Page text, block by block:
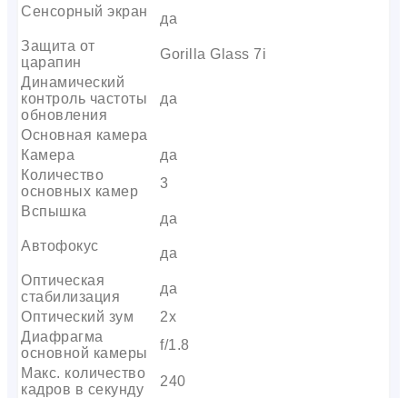
Сенсорный экран
да
Защита от
царапин
Gorilla Glass 7i
Динамический
контроль частоты
обновления
да
Основная камера
Камера
да
Количество
основных камер
3
Вспышка
да
Автофокус
да
Оптическая
стабилизация
да
Оптический зум
2х
Диафрагма
основной камеры
f/1.8
Макс. количество
кадров в секунду
240